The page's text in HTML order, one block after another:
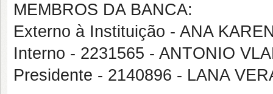
MEMBROS DA BANCA:
Externo à Instituição - ANA
Interno - 2231565 - ANTONIO
Presidente - 2140896 - LANA